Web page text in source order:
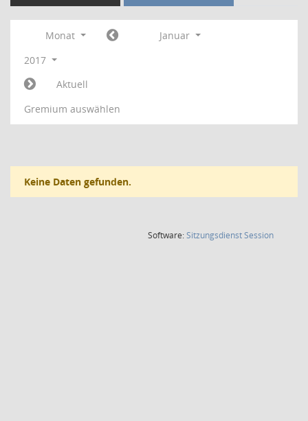
Monat
Januar
2017
Aktuell
Gremium auswählen
Keine Daten gefunden.
Software:SitzungsdienstSession(Wird in